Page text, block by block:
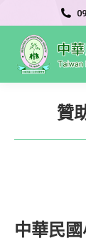
贊
中華民